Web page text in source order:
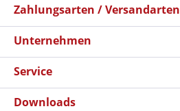
Zahlungsarten / Versandarten
Unternehmen
Service
Downloads